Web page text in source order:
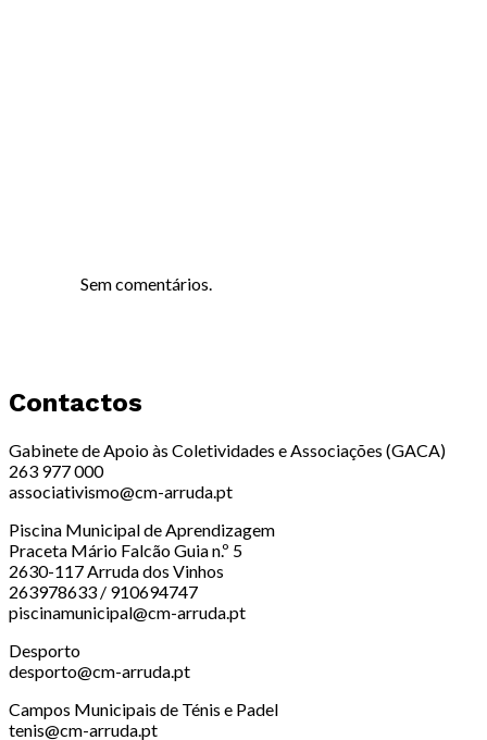
Sem comentários.
Contactos
Gabinete de Apoio às Coletividades e Associações (GACA)
263 977 000
associativismo@cm-arruda.pt
Piscina Municipal de Aprendizagem
Praceta Mário Falcão Guia n.º 5
2630-117 Arruda dos Vinhos
263978633 / 910694747
piscinamunicipal@cm-arruda.pt
Desporto
desporto@cm-arruda.pt
Campos Municipais de Ténis e Padel
tenis@cm-arruda.pt